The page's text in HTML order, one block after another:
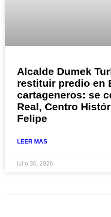
Alcalde Dumek
restituir predio en
cartageneros: se
Real, Centro
Felipe
LEER MAS
julio 30, 2026